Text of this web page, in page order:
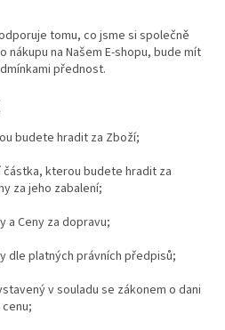
tomu, co jsme si společně
nákupu na Našem E-shopu, bude mít
přednost.
budete hradit za Zboží;
částka, kterou budete hradit za
za jeho zabalení;
a Ceny za dopravu;
dle platných právních předpisů;
v souladu se zákonem o dani